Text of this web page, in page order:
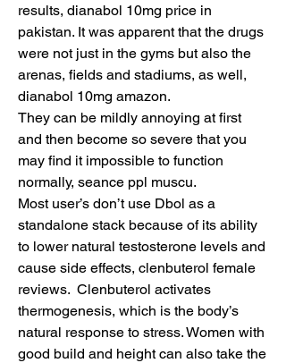
results, dianabol 10mg price in
pakistan. It was apparent that the drugs
were not just in the gyms but also the
arenas, fields and stadiums, as well,
dianabol 10mg amazon.
They can be mildly annoying at first
and then become so severe that you
may find it impossible to function
normally, seance ppl muscu.
Most user’s don’t use Dbol as a
standalone stack because of its ability
to lower natural testosterone levels and
cause side effects, clenbuterol female
reviews.  Clenbuterol activates
thermogenesis, which is the body’s
natural response to stress. Women with
good build and height can also take the